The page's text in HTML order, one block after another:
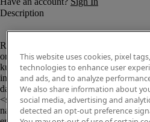
						<p><strong>Boekhouder (m/v/x) -
Regio Oostende</strong></p><p>Voor
organisatie actief in de sectoren
kust, zijn wij op zoek naar een
in een pragmatische werkomgeving
daadkracht en resultaatgerichtheid
<strong>Jouw takenpakket</
nauw samen met de Hoofdboekhouder
This website uses cookies, pixel
technologies to enhance user
and ads, and to analyze
We also share information about
social media, advertising and
detected an opt-out preference